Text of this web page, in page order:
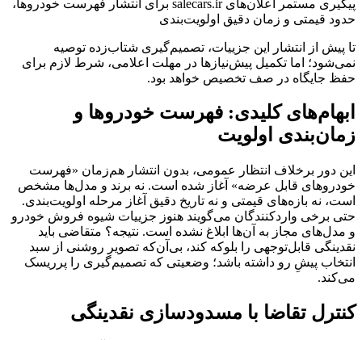
پیگیری مستمر اعلان‌های salecars.ir برای انتشار فهرست خودروها،
حدود قیمتی و زمان دقیق اولویت‌بندی
تا پیش از انتشار این جزییات، تصمیم‌گیری شتاب‌زده توصیه
نمی‌شود؛ اما تکمیل پیش‌نیازها در مهلت اعلامی، شرط لازم برای
حفظ جایگاه در صف تخصیص خواهد بود.
ابهام‌های کلیدی: فهرست خودروها و
زمان‌بندی اولویت
این دور برخلاف انتظار عمومی، بدون انتشار هم‌زمان «فهرست
خودروهای قابل عرضه» آغاز شده است. نه برند و مدل‌ها مشخص
است، نه بازه‌های قیمتی و نه تاریخ دقیق آغاز مرحله اولویت‌بندی.
حتی برخی واردکنندگان می‌گویند هنوز جزییات شیوه فروش خودرو
و مدل‌های مجاز به آن‌ها ابلاغ نشده است. نتیجه؟ متقاضی باید
نقدینگی قابل‌توجهی را بلوکه کند، بی‌آن‌که تصویر روشنی از سبد
انتخاب پیشِ رو داشته باشد؛ وضعیتی که تصمیم‌گیری را پرریسک
می‌کند.
کنترل تقاضا با مسدودسازی نقدینگی